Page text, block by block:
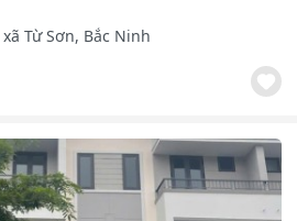
Từ Sơn, Bắc Ninh